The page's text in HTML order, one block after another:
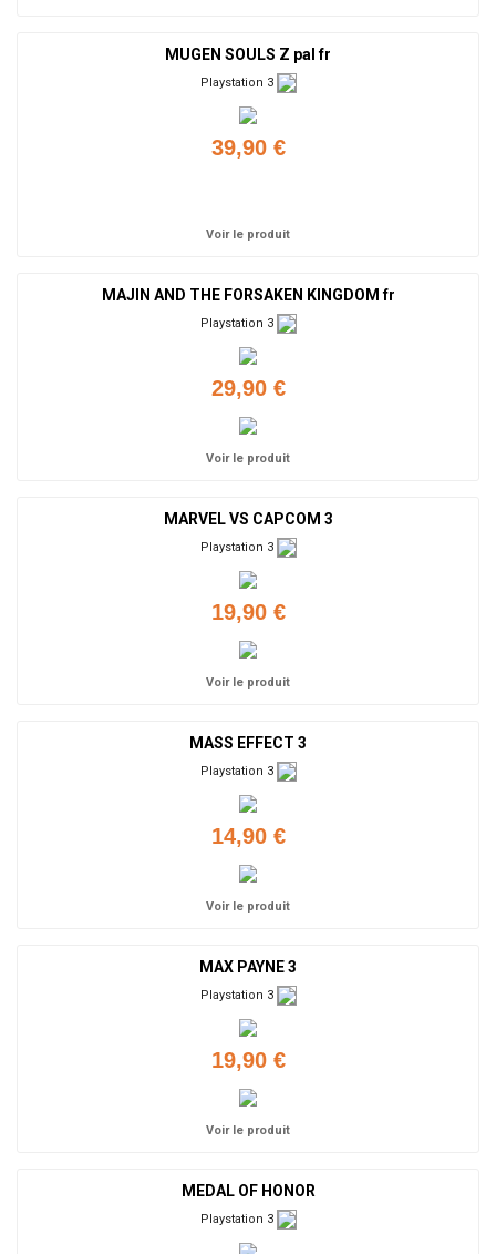
MUGEN SOULS Z pal fr
Playstation 3
39,90 €
Voir le produit
MAJIN AND THE FORSAKEN KINGDOM fr
Playstation 3
29,90 €
Voir le produit
MARVEL VS CAPCOM 3
Playstation 3
19,90 €
Voir le produit
MASS EFFECT 3
Playstation 3
14,90 €
Voir le produit
MAX PAYNE 3
Playstation 3
19,90 €
Voir le produit
MEDAL OF HONOR
Playstation 3